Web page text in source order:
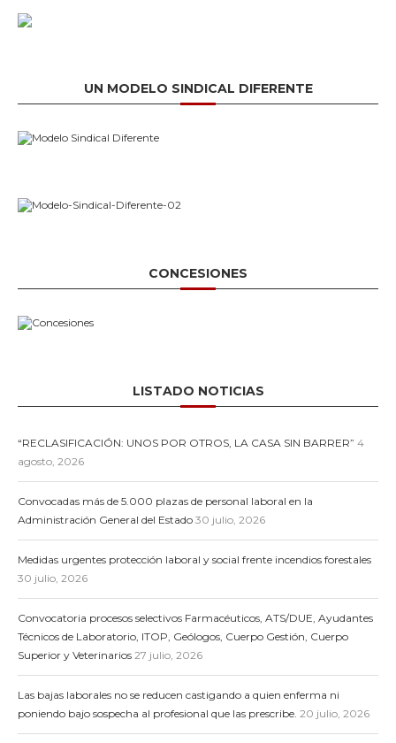
UN MODELO SINDICAL DIFERENTE
CONCESIONES
LISTADO NOTICIAS
“RECLASIFICACIÓN: UNOS POR OTROS, LA CASA SIN BARRER” 4
agosto, 2026
Convocadas más de 5.000 plazas de personal laboral en la
Administración General del Estado 30 julio, 2026
Medidas urgentes protección laboral y social frente incendios forestales
30 julio, 2026
Convocatoria procesos selectivos Farmacéuticos, ATS/DUE, Ayudantes
Técnicos de Laboratorio, ITOP, Geólogos, Cuerpo Gestión, Cuerpo
Superior y Veterinarios 27 julio, 2026
Las bajas laborales no se reducen castigando a quien enferma ni
poniendo bajo sospecha al profesional que las prescribe. 20 julio, 2026